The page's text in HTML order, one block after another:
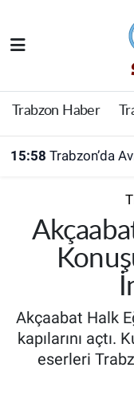
Trabzon Haber
15:58 Trabzon’da
Akçaabat Halk
kapılarını
eserleri
Trabzon
Trabzonspor
Resmi Reklam
Yazarlar
Trabzon
Trabzon Hava
Süper Lig
Tüm
Haber Arşivi